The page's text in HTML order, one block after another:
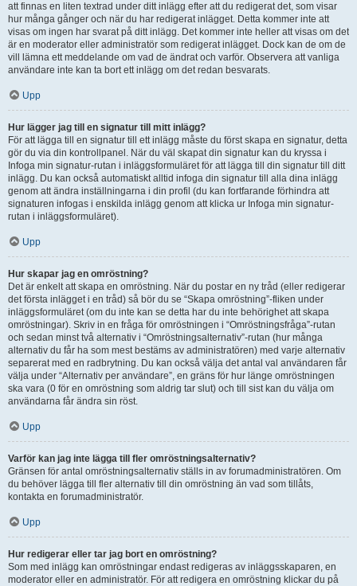
att finnas en liten textrad under ditt inlägg efter att du redigerat det, som visar
hur många gånger och när du har redigerat inlägget. Detta kommer inte att
visas om ingen har svarat på ditt inlägg. Det kommer inte heller att visas om det
är en moderator eller administratör som redigerat inlägget. Dock kan de om de
vill lämna ett meddelande om vad de ändrat och varför. Observera att vanliga
användare inte kan ta bort ett inlägg om det redan besvarats.
Upp
Hur lägger jag till en signatur till mitt inlägg?
För att lägga till en signatur till ett inlägg måste du först skapa en signatur, detta
gör du via din kontrollpanel. När du väl skapat din signatur kan du kryssa i
Infoga min signatur-rutan i inläggsformuläret för att lägga till din signatur till ditt
inlägg. Du kan också automatiskt alltid infoga din signatur till alla dina inlägg
genom att ändra inställningarna i din profil (du kan fortfarande förhindra att
signaturen infogas i enskilda inlägg genom att klicka ur Infoga min signatur-
rutan i inläggsformuläret).
Upp
Hur skapar jag en omröstning?
Det är enkelt att skapa en omröstning. När du postar en ny tråd (eller redigerar
det första inlägget i en tråd) så bör du se “Skapa omröstning”-fliken under
inläggsformuläret (om du inte kan se detta har du inte behörighet att skapa
omröstningar). Skriv in en fråga för omröstningen i “Omröstningsfråga”-rutan
och sedan minst två alternativ i “Omröstningsalternativ”-rutan (hur många
alternativ du får ha som mest bestäms av administratören) med varje alternativ
separerat med en radbrytning. Du kan också välja det antal val användaren får
välja under “Alternativ per användare”, en gräns för hur länge omröstningen
ska vara (0 för en omröstning som aldrig tar slut) och till sist kan du välja om
användarna får ändra sin röst.
Upp
Varför kan jag inte lägga till fler omröstningsalternativ?
Gränsen för antal omröstningsalternativ ställs in av forumadministratören. Om
du behöver lägga till fler alternativ till din omröstning än vad som tillåts,
kontakta en forumadministratör.
Upp
Hur redigerar eller tar jag bort en omröstning?
Som med inlägg kan omröstningar endast redigeras av inläggsskaparen, en
moderator eller en administratör. För att redigera en omröstning klickar du på